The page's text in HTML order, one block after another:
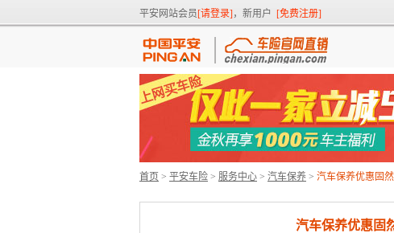
平安网站会员[请登录] ，新用户 [免费注册]
首页 > 平安车险 > 服务中心 > 汽车保养 > 汽车保养优惠固
汽车保养优惠固